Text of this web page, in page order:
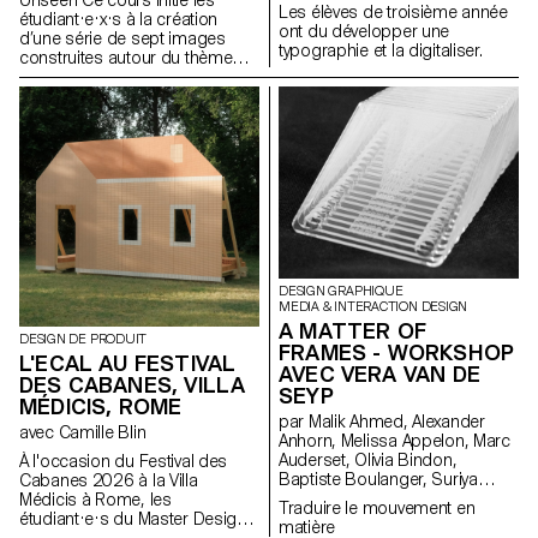
étudiant·e·x·s à la création
d’une série de sept images
construites autour du thème
Unseen. Ils et elles apprendront
à articuler décors,
personnages et lumières pour
créer des mises en scène
fortes et cohérentes. À travers
une approche pratique et
technique, le cours développe
leur capacité à concevoir un
projet complet, à diriger des
modèles, à travailler la lumière
naturelle ou artificielle et à
collaborer dans des conditions
proches de la réalité
professionnelle. Les
étudiant·e·x·s affineront ainsi
leur regard d’auteur tout en se
préparant aux exigences des
mandats éditoriaux et
commerciaux.
Les élèves de troisième année
ont du développer une
typographie et la digitaliser.
DESIGN DE PRODUIT
L'ECAL AU FESTIVAL
DES CABANES, VILLA
MÉDICIS, ROME
avec Camille Blin
À l'occasion du Festival des
Cabanes 2026 à la Villa
Médicis à Rome, les
étudiant·e·s du Master Design
DESIGN GRAPHIQUE
MEDIA & INTERACTION DESIGN
A MATTER OF
FRAMES - WORKSHOP
AVEC VERA VAN DE
SEYP
par Malik Ahmed, Alexander
Anhorn, Melissa Appelon, Marc
Auderset, Olivia Bindon,
Baptiste Boulanger, Suriya
Brambilla, Diego Buccelloni,
Marta Casemi, Davia Ciccoli
Traduire le mouvement en
matière